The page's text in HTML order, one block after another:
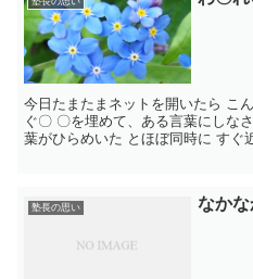
今日たまたまネットを開いたら こ
ぐ〇 〇を埋めて、ある言葉にしな
葉がひらめいた とほぼ同時に すぐ
塾長の思い なか